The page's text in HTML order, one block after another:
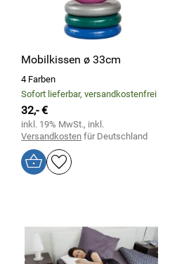
Mobilkissen ø 33cm
4 Farben
Sofort lieferbar, versandkostenfrei
32,- €
inkl. 19% MwSt., inkl.
Versandkosten für Deutschland